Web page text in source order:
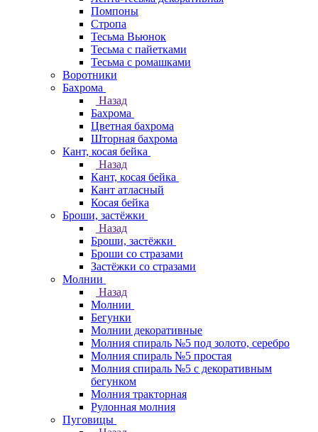
Помпоны
Стропа
Тесьма Вьюнок
Тесьма с пайетками
Тесьма с ромашками
Воротники
Бахрома
Назад
Бахрома
Цветная бахрома
Шторная бахрома
Кант, косая бейка
Назад
Кант, косая бейка
Кант атласный
Косая бейка
Броши, застёжки
Назад
Броши, застёжки
Броши со стразами
Застёжки со стразами
Молнии
Назад
Молнии
Бегунки
Молнии декоративные
Молния спираль №5 под золото, серебро
Молния спираль №5 простая
Молния спираль №5 с декоративным
бегунком
Молния тракторная
Рулонная молния
Пуговицы